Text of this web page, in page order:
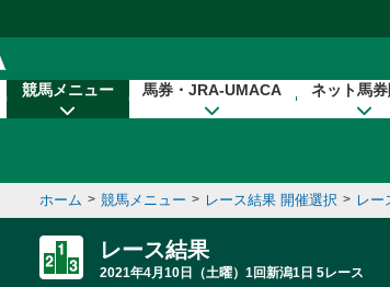
競馬メニュー 馬券・JRA-UMACA ネット馬券
ホーム > 競馬メニュー > レース結果 開催選択 > レー
レース結果
2021年4月10日（土曜）1回新潟1日 5レース